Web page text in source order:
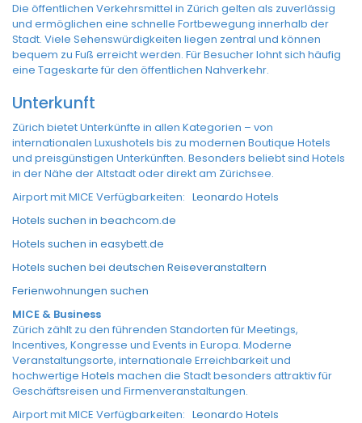
Die öffentlichen Verkehrsmittel in Zürich gelten als zuverlässig
und ermöglichen eine schnelle Fortbewegung innerhalb der
Stadt. Viele Sehenswürdigkeiten liegen zentral und können
bequem zu Fuß erreicht werden. Für Besucher lohnt sich häufig
eine Tageskarte für den öffentlichen Nahverkehr.
Unterkunft
Zürich bietet Unterkünfte in allen Kategorien – von
internationalen Luxushotels bis zu modernen Boutique Hotels
und preisgünstigen Unterkünften. Besonders beliebt sind Hotels
in der Nähe der Altstadt oder direkt am Zürichsee.
Airport mit MICE Verfügbarkeiten: Leonardo Hotels
Hotels suchen in beachcom.de
Hotels suchen in easybett.de
Hotels suchen bei deutschen Reiseveranstaltern
Ferienwohnungen suchen
MICE & Business
Zürich zählt zu den führenden Standorten für Meetings,
Incentives, Kongresse und Events in Europa. Moderne
Veranstaltungsorte, internationale Erreichbarkeit und
hochwertige Hotels machen die Stadt besonders attraktiv für
Geschäftsreisen und Firmenveranstaltungen.
Airport mit MICE Verfügbarkeiten: Leonardo Hotels